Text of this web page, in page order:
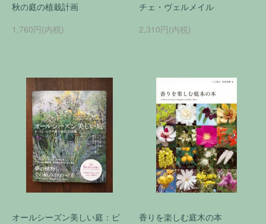
秋の庭の植栽計画
1,760円(内税)
チェ・ヴェルメイル
2,310円(内税)
オールシーズン美しい庭：ピ
香りを楽しむ庭木の本